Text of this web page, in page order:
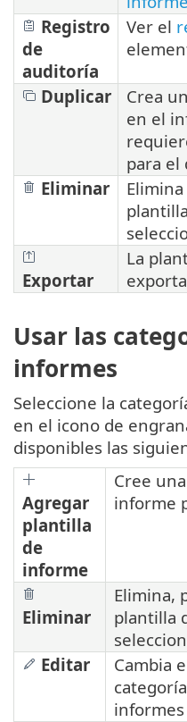
Registro
de
auditoría
Ver el
Duplicar
Crea
en el
para el
Eliminar
Exportar
La
Usar las
informes
Seleccione la
en el icono de
disponibles las
Agregar
plantilla
de
informe
Cree
informe
Eliminar
Elimina,
plantilla
Editar
Cambia